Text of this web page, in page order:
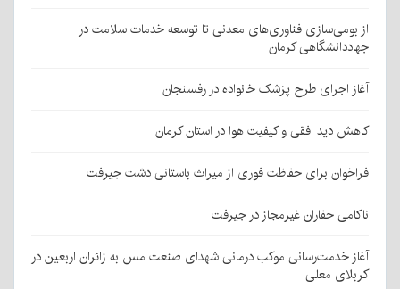
از بومی‌سازی فناوری‌های معدنی تا توسعه خدمات سلامت در
جهاددانشگاهی کرمان
آغاز اجرای طرح پزشک خانواده در رفسنجان
کاهش دید افقی و کیفیت هوا در استان کرمان
فراخوان برای حفاظت فوری از میراث باستانی دشت جیرفت
ناکامی حفاران غیرمجاز در جیرفت
آغاز خدمت‌رسانی موکب درمانی شهدای صنعت مس به زائران اربعین در
کربلای معلی